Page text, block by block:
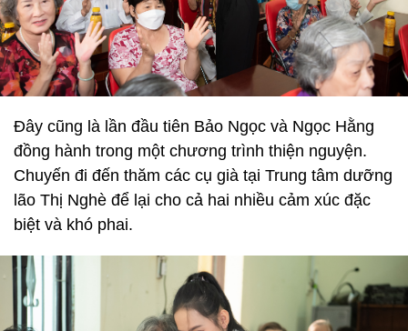
Đây cũng là lần đầu tiên Bảo Ngọc và Ngọc Hằng
đồng hành trong một chương trình thiện nguyện.
Chuyến đi đến thăm các cụ già tại Trung tâm dưỡng
lão Thị Nghè để lại cho cả hai nhiều cảm xúc đặc
biệt và khó phai.